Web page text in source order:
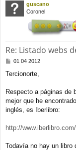
guscano
Coronel
Re: Listado webs
M
n
a
e
01 04 2012
Tercionorte,
Respecto a páginas de
mejor que he
inglés, es Iberlibro:
http://www.iberlibro.com/
Todavía no hay un libro